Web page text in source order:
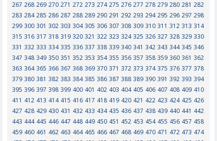
267 268 269 270 271 272 273 274 275 276 277 278 279 280 281 282
283 284 285 286 287 288 289 290 291 292 293 294 295 296 297 298
299 300 301 302 303 304 305 306 307 308 309 310 311 312 313 314
315 316 317 318 319 320 321 322 323 324 325 326 327 328 329 330
331 332 333 334 335 336 337 338 339 340 341 342 343 344 345 346
347 348 349 350 351 352 353 354 355 356 357 358 359 360 361 362
363 364 365 366 367 368 369 370 371 372 373 374 375 376 377 378
379 380 381 382 383 384 385 386 387 388 389 390 391 392 393 394
395 396 397 398 399 400 401 402 403 404 405 406 407 408 409 410
411 412 413 414 415 416 417 418 419 420 421 422 423 424 425 426
427 428 429 430 431 432 433 434 435 436 437 438 439 440 441 442
443 444 445 446 447 448 449 450 451 452 453 454 455 456 457 458
459 460 461 462 463 464 465 466 467 468 469 470 471 472 473 474